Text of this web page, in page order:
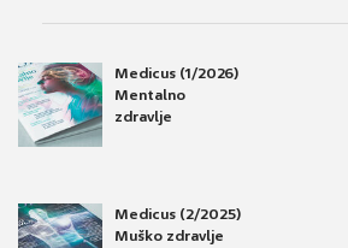
Medicus (1/2026)
Mentalno
zdravlje
Medicus (2/2025)
Muško zdravlje